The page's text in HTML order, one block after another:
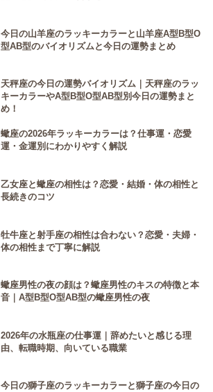
今日の山羊座のラッキーカラーと山羊座A型B型O
型AB型のバイオリズムと今日の運勢まとめ
天秤座の今日の運勢バイオリズム｜天秤座のラッ
キーカラーやA型B型O型AB型別今日の運勢まと
め！
蠍座の2026年ラッキーカラーは？仕事運・恋愛
運・金運別にわかりやすく解説
乙女座と蠍座の相性は？恋愛・結婚・体の相性と
長続きのコツ
牡牛座と射手座の相性は合わない？恋愛・夫婦・
体の相性まで丁寧に解説
蠍座男性の夜の顔は？蠍座男性のキスの特徴と本
音｜A型B型O型AB型の蠍座男性の夜
2026年の水瓶座の仕事運｜辞めたいと感じる理
由、転職時期、向いている職業
今日の獅子座のラッキーカラーと獅子座の今日の